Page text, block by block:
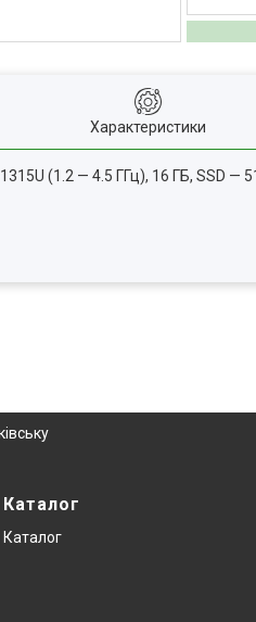
Характеристики
(1.2 — 4.5 ГГц), 16 ГБ, SSD —
Каталог
Каталог